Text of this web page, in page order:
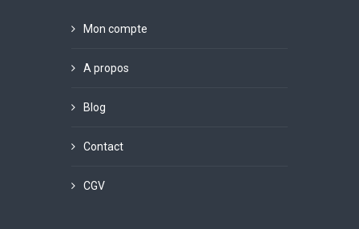
Mon compte
A propos
Blog
Contact
CGV